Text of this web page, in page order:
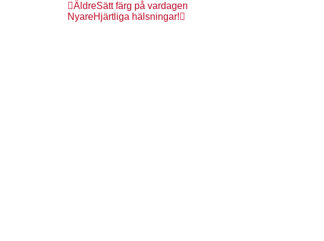
ÄldreSätt färg på vardagen
NyareHjärtliga hälsningar!